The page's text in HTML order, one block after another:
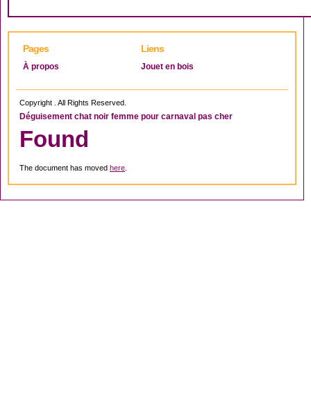
Pages
À propos
Liens
Jouet en bois
Copyright . All Rights Reserved.
Déguisement chat noir femme pour carnaval pas cher
Found
The document has moved here